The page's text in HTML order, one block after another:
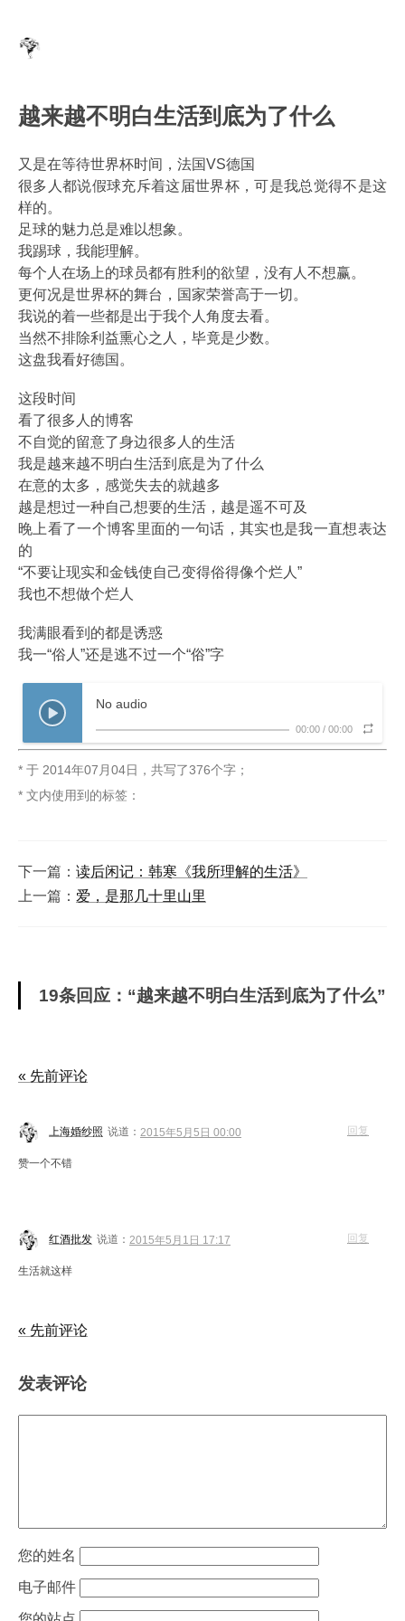
越来越不明白生活到底为了什么
又是在等待世界杯时间，法国VS德国
很多人都说假球充斥着这届世界杯，可是我总觉得不是这
样的。
足球的魅力总是难以想象。
我踢球，我能理解。
每个人在场上的球员都有胜利的欲望，没有人不想赢。
更何况是世界杯的舞台，国家荣誉高于一切。
我说的着一些都是出于我个人角度去看。
当然不排除利益熏心之人，毕竟是少数。
这盘我看好德国。
这段时间
看了很多人的博客
不自觉的留意了身边很多人的生活
我是越来越不明白生活到底是为了什么
在意的太多，感觉失去的就越多
越是想过一种自己想要的生活，越是遥不可及
晚上看了一个博客里面的一句话，其实也是我一直想表达
的
“不要让现实和金钱使自己变得俗得像个烂人”
我也不想做个烂人
我满眼看到的都是诱惑
我一“俗人”还是逃不过一个“俗”字
No audio
00:00 / 00:00
* 于 2014年07月04日 ， 共写了376个字 ；
* 文内使用到的标签：
下一篇： 读后闲记：韩寒《我所理解的生活》
上一篇： 爱，是那几十里山里
19条回应：“越来越不明白生活到底为了什么”
« 先前评论
上海婚纱照 说道： 2015年5月5日 00:00
赞一个不错
回复
红酒批发 说道： 2015年5月1日 17:17
生活就这样
回复
« 先前评论
发表评论
姓名
电子邮件